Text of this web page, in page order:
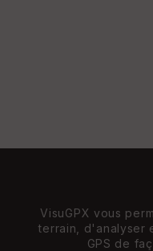
VisuGPX vous
terrain, d'analyser
GPS de